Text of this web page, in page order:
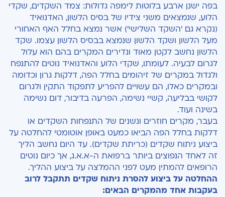
בפה ישנן ארבע בלוטות לימפה גדולות: צמד השקדים, שקדי
הלוע, שנמצאים משני צידיו של בסיס הלשון, האדנואיד
(נקרא גם 'השקד השלישי') אשר נמצא בחלל האף האחורי
מעל הלשון ושקד הלשון שנמצא בבסיס הלשון עצמו. שקד
הלשון נחשב לקטן מאוד ונדירים המקרים בהם הוא עלול
לגרום לבעיה. לעומתו, שקדי הלוע והאדנואיד נוטים להתנפח
ולגדול במקרים של זיהומים בחלל הפה, דלקות גרון וכדומה
ובמקרים כאלו, הם עשויים להפריע לתפקוד התקין ולגרום
לקושי בבליעה, קשיי נשימה, הפרעה בדיבור, דום נשימה
בשינה ועוד.
בעבר, מקרים חוזרים ונשנים של התנפחות השקדים או
דלקות בחלל הפה הביאו כמעט באופן אוטומטי להחלטה על
ביצוע ניתוח שקדים (כריתת שקדים). עד היום נחשב הליך
זה לאחד הנפוצים ביותר ברפואת ה-א.א.ג, אך כיום נוטים
הרופאים להמתין מעט לפני ההמלצה על ביצוע ההליך.
ההחלטה על ביצוע להסרת ניתוח שקדים תתקבל לרוב
בעקבות אחד מהמקרים הבאים: